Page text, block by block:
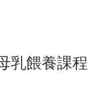
乳餵養課程